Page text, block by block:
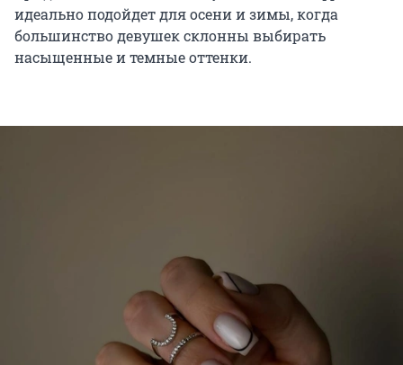
идеально подойдет для осени и зимы, когда
большинство девушек склонны выбирать
насыщенные и темные оттенки.